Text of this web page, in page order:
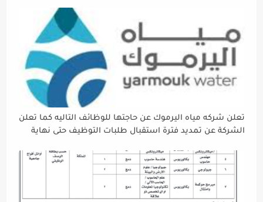
تعلن شركه مياه اليرموك عن حاجتها للوظائف التاليه كما تعلن
الشركة عن تمديد فترة استقبال طلبات التوظيف حتى نهاية
إتاحة الفرصة الكافية أمام الجميع لاستكمال إجراءات التقديم.